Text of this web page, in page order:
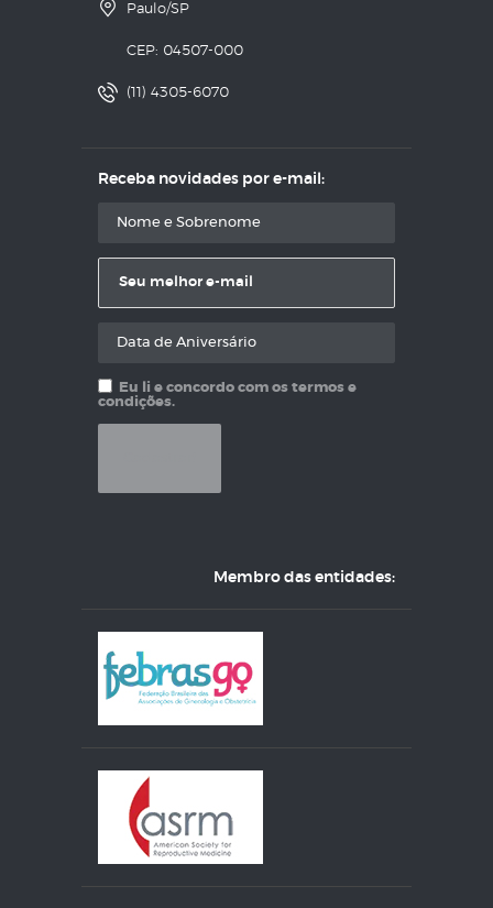
Paulo/SP
CEP: 04507-000
(11) 4305-6070
Receba novidades por e-mail:
Eu li e concordo com os termos e
condições.
Membro das entidades: